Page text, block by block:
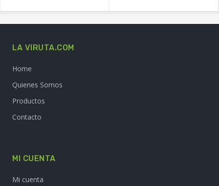
LA VIRUTA.COM
Home
Quienes Somos
Productos
Contacto
MI CUENTA
Mi cuenta